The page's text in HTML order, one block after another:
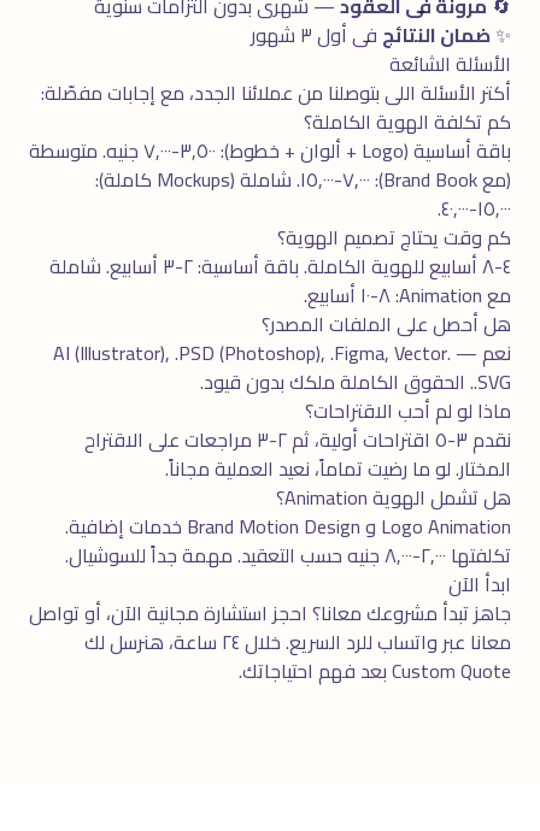
✨ضمان النتائج فى أول ٣ شهور
الأسئلة الشائعة
أكتر الأسئلة اللى بتوصلنا من عملائنا الجدد، مع إجابات مفصّلة:
كم تكلفة الهوية الكاملة؟
باقة أساسية (Logo + ألوان + خطوط): ٣,٥٠٠-٧,٠٠٠ جنيه. متوسطة
(مع Brand Book): ٧,٠٠٠-١٥,٠٠٠. شاملة (Mockups كاملة):
١٥,٠٠٠-٤٠,٠٠٠.
كم وقت يحتاج تصميم الهوية؟
٤-٨ أسابيع للهوية الكاملة. باقة أساسية: ٢-٣ أسابيع. شاملة
مع Animation: ٨-١٠ أسابيع.
هل أحصل على الملفات المصدر؟
نعم — .AI (Illustrator), .PSD (Photoshop), .Figma, Vector
.SVG. الحقوق الكاملة ملكك بدون قيود.
ماذا لو لم أحب الاقتراحات؟
نقدم ٣-٥ اقتراحات أولية، ثم ٢-٣ مراجعات على الاقتراح
المختار. لو ما رضيت تماماً، نعيد العملية مجاناً.
هل تشمل الهوية Animation؟
Logo Animation و Brand Motion Design خدمات إضافية.
تكلفتها ٢,٠٠٠-٨,٠٠٠ جنيه حسب التعقيد. مهمة جداً للسوشيال.
ابدأ الآن
جاهز تبدأ مشروعك معانا؟ احجز استشارة مجانية الآن، أو تواصل
معانا عبر واتساب
للرد السريع. خلال ٢٤ ساعة، هنرسل لك
Custom Quote بعد فهم احتياجاتك.